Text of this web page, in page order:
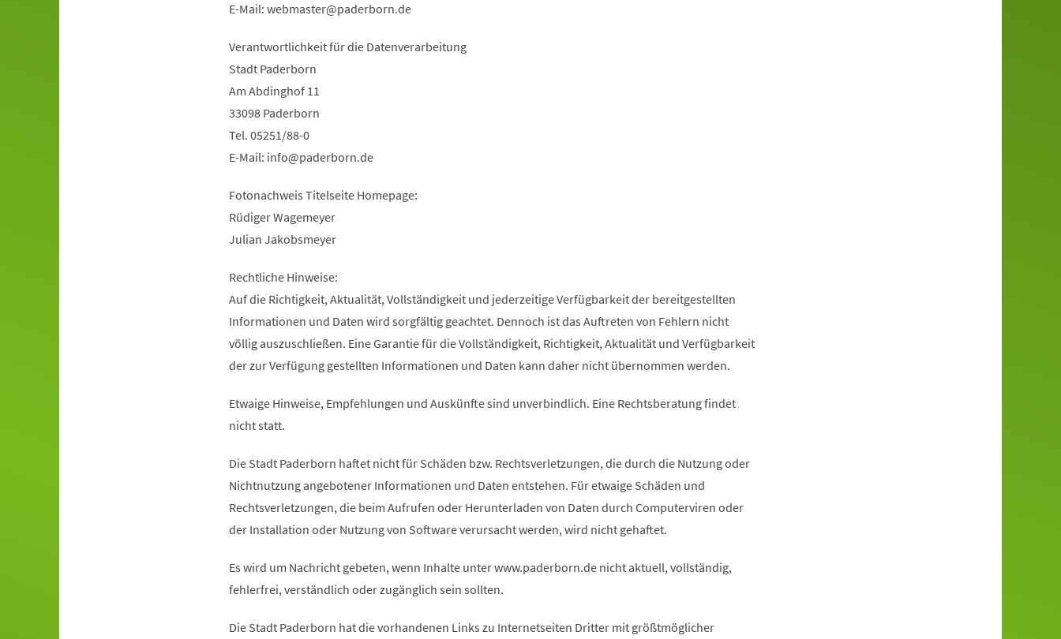
E-Mail: webmaster paderborn de
Verantwortlichkeit für die Datenverarbeitung
Stadt Paderborn
Am Abdinghof 11
33098 Paderborn
Tel. 05251/88-0
E-Mail: info paderborn de
Fotonachweis Titelseite Homepage:
Rüdiger Wagemeyer
Julian Jakobsmeyer
Rechtliche Hinweise:
Auf die Richtigkeit, Aktualität, Vollständigkeit und jederzeitige Verfügbarkeit der bereitgestellten
Informationen und Daten wird sorgfältig geachtet. Dennoch ist das Auftreten von Fehlern nicht
völlig auszuschließen. Eine Garantie für die Vollständigkeit, Richtigkeit, Aktualität und Verfügbarkeit
der zur Verfügung gestellten Informationen und Daten kann daher nicht übernommen werden.
Etwaige Hinweise, Empfehlungen und Auskünfte sind unverbindlich. Eine Rechtsberatung findet
nicht statt.
Die Stadt Paderborn haftet nicht für Schäden bzw. Rechtsverletzungen, die durch die Nutzung oder
Nichtnutzung angebotener Informationen und Daten entstehen. Für etwaige Schäden und
Rechtsverletzungen, die beim Aufrufen oder Herunterladen von Daten durch Computerviren oder
der Installation oder Nutzung von Software verursacht werden, wird nicht gehaftet.
Es wird um Nachricht gebeten, wenn Inhalte unter www.paderborn.de nicht aktuell, vollständig,
fehlerfrei, verständlich oder zugänglich sein sollten.
Die Stadt Paderborn hat die vorhandenen Links zu Internetseiten Dritter mit größtmöglicher